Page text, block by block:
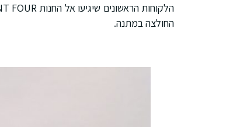
החולצה במתנה.